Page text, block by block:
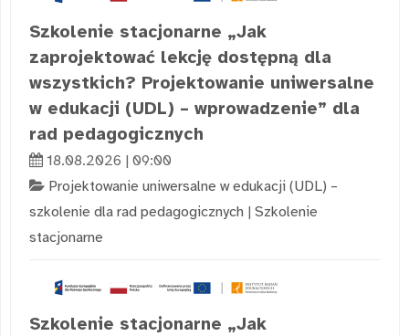
Szkolenie stacjonarne „Jak
zaprojektować lekcję dostępną dla
wszystkich? Projektowanie uniwersalne
w edukacji (UDL) – wprowadzenie” dla
rad pedagogicznych
18.08.2026 | 09:00
Projektowanie uniwersalne w edukacji (UDL) –
szkolenie dla rad pedagogicznych | Szkolenie
stacjonarne
Szkolenie stacjonarne „Jak